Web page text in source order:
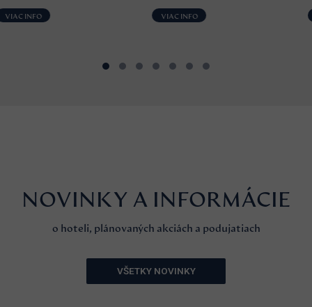
NOVINKY A INFORMÁCIE
o hoteli, plánovaných akciách a podujatiach
VŠETKY NOVINKY